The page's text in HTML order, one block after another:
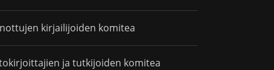
kirjailijoiden komitea
ja tutkijoiden komitea